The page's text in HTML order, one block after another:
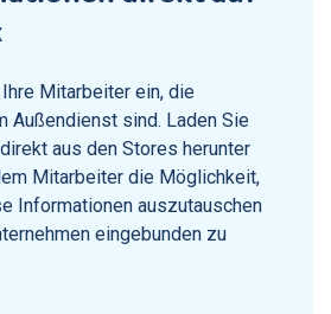
Mitarbeiter ein, die
Außendienst sind. Laden Sie
direkt aus den Stores herunter
Mitarbeiter die Möglichkeit,
Informationen auszutauschen
eingebunden zu